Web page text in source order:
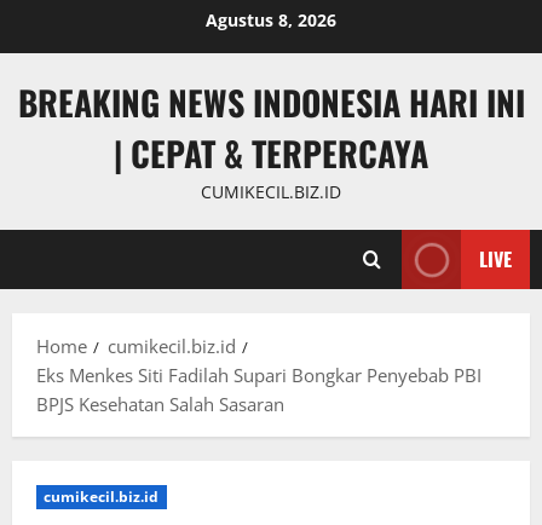
Agustus 8, 2026
BREAKING NEWS INDONESIA HARI INI
| CEPAT & TERPERCAYA
CUMIKECIL.BIZ.ID
LIVE
Home
cumikecil.biz.id
Eks Menkes Siti Fadilah Supari Bongkar Penyebab PBI
BPJS Kesehatan Salah Sasaran
cumikecil.biz.id